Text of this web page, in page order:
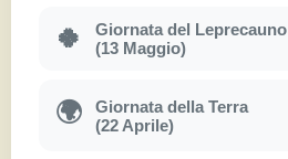
🍀
Giornata del Leprecauno
(13 Maggio)
🌍
Giornata della Terra
(22 Aprile)